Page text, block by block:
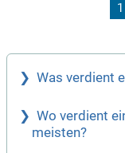
1
Was verdient
Wo verdient
meisten?